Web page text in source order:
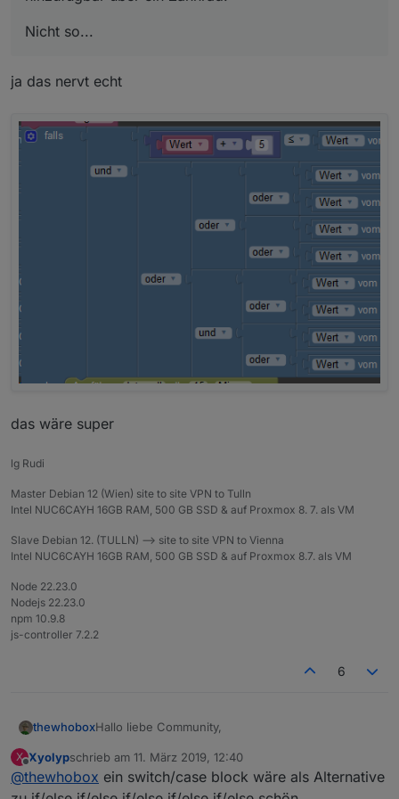
Nicht so...
ja das nervt echt
das wäre super
lg Rudi
Master Debian 12 (Wien) site to site VPN to Tulln
Intel NUC6CAYH 16GB RAM, 500 GB SSD & auf Proxmox 8. 7. als VM
Slave Debian 12. (TULLN) --> site to site VPN to Vienna
Intel NUC6CAYH 16GB RAM, 500 GB SSD & auf Proxmox 8.7. als VM
Node 22.23.0
Nodejs 22.23.0
npm 10.9.8
js-controller 7.2.2
6
thewhoboxHallo liebe Community,
in einem anderen Thread kam der Wunsch nach
einem neuen Blockly-Element.
Also was braucht ihr noch für Blockly-Element?
X
Offline
Xyolypschrieb am 11. März 2019, 12:40
zuletzt editiert von
@thewhobox ein switch/case block wäre als Alternative